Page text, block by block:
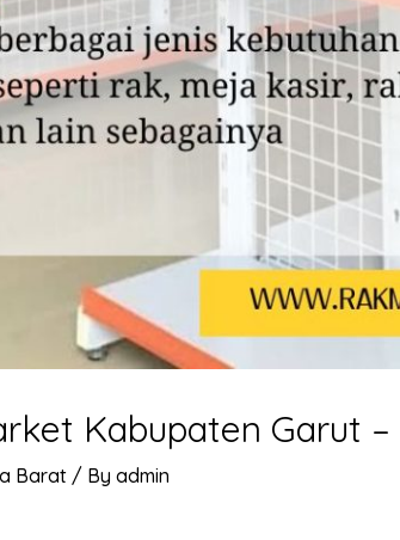
Kabupaten Garut
Barat/ By admin